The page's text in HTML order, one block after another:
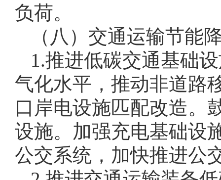
负荷。
（八）交通运输节能
1.推进低碳交通基础
气化水平，推动非道路
口岸电设施匹配改造。
设施。加强充电基础设
公交系统，加快推进公